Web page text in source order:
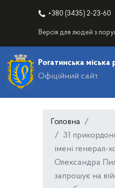
+380 (3435) 2-23-60
Версія для людей з
Рогатинська міська
Офіційний сайт
Головна
31
імені генерал-
Олександра
запрошує на